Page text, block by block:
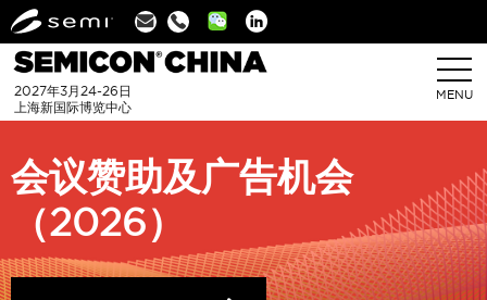
Linkedin
2027年3月24-26日
上海新国际博览中心
MENU
会议赞助及广告机会
（2026）